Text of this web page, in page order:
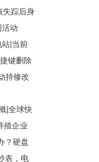
失踪后身
动
站|当前
键删除
持修改
录登录
|全球快
殖企业
？硬盘
表，电